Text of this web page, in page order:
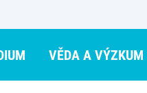
VĚDA A VÝZKUM